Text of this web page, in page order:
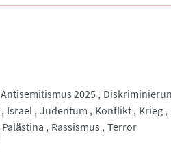
Antisemitismus 2025
Israel Judentum Konflikt Krieg
Palästina Rassismus Terror